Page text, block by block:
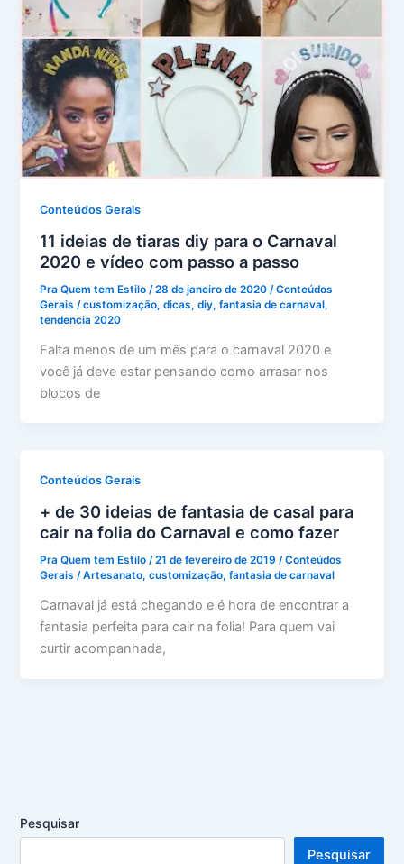
Conteúdos Gerais
11 ideias de tiaras diy para o Carnaval
2020 e vídeo com passo a passo
Pra Quem tem Estilo /28 de janeiro de 2020 /Conteúdos
Gerais /customização,dicas,diy,fantasia de carnaval,
tendencia 2020
Falta menos de um mês para o carnaval 2020 e
você já deve estar pensando como arrasar nos
blocos de
Conteúdos Gerais
+ de 30 ideias de fantasia de casal para
cair na folia do Carnaval e como fazer
Pra Quem tem Estilo/21 de fevereiro de 2019/Conteúdos
Gerais /Artesanato,customização,fantasia de carnaval
Carnaval já está chegando e é hora de encontrar a
fantasia perfeita para cair na folia! Para quem vai
curtir acompanhada,
Pesquisar
Pesquisar